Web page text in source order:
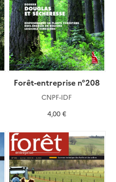
Forêt-entreprise n°208
CNPF-IDF
4,00 €